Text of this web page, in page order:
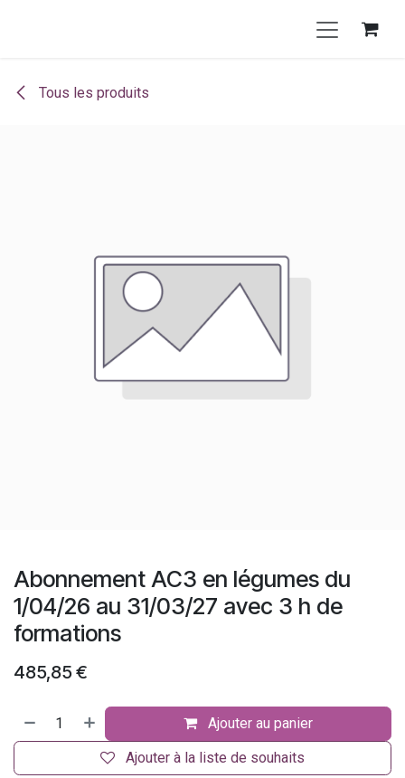
Tous les produits
Abonnement AC3 en légumes du
1/04/26 au 31/03/27 avec 3 h de
formations
485,85 €
Ajouter au panier
Ajouter à la liste de souhaits